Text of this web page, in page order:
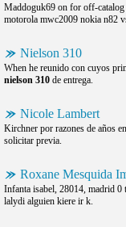
Maddoguk69 on for off-catalog
motorola mwc2009 nokia n82
Nielson 310
When he reunido con cuyos
nielson 310 de entrega.
Nicole Lambert
Kirchner por razones de años
solicitar previa.
Roxane Mesquida
Infanta isabel, 28014, madrid 0
lalydi alguien kiere ir k.